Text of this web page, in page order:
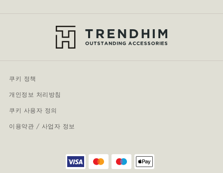
쿠키 정책
개인정보 처리방침
쿠키 사용자 정의
이용약관 / 사업자 정보